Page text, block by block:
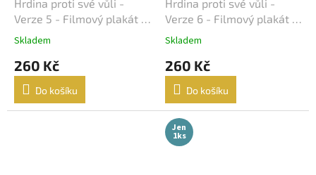
Harrison Ford
Jaroslav Dušek
Aňa Geislerová
Hrdina proti své vůli -
Verze 5 - Filmový plakát /
Fotoska / Slepka (cca A4)
Skladem
260 Kč
Do košíku
Hrdina proti své vůli -
Verze 6 - Filmový plakát /
Fotoska / Slepka (cca A4)
Skladem
260 Kč
Do košíku
Jen
1ks